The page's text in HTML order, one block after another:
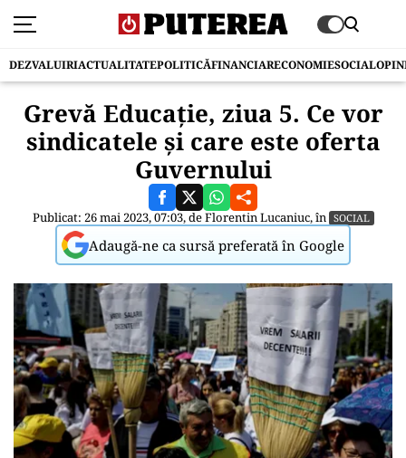
DEZVALUIRIACTUALITATEPOLITICĂFINANCIARECONOMIESOCIAL
Grevă Educație, ziua 5. Ce vor
sindicatele și care este oferta
Guvernului
Publicat: 26 mai 2023, 07:03, deFlorentin Lucaniuc, în SOCIAL
Adaugă-ne ca sursă preferată în Google